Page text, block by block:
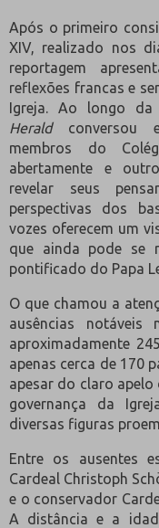
Após o primeiro
XIV, realizado nos
reportagem
reflexões francas e
Igreja. Ao longo da
Heraldconversou
membros do
abertamente e
revelar seus
perspectivas dos
vozes oferecem um
que ainda pode se
pontificado do Papa
O que chamou a
ausências notáveis
aproximadamente
apenas cerca de 170
apesar do claro
governança da
diversas figuras
Entre os ausentes
Cardeal Christoph
e o conservador
A distância e a